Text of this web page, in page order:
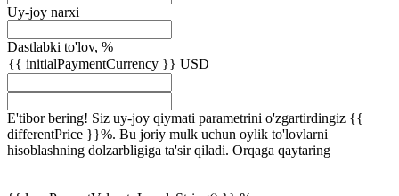
Uy-joy narxi
Dastlabki to'lov, %
{{ initialPaymentCurrency }} USD
E'tibor bering! Siz uy-joy qiymati parametrini o'zgartirdingiz {{
differentPrice }}%. Bu joriy mulk uchun oylik to'lovlarni
hisoblashning dolzarbligiga ta'sir qiladi. Orqaga qaytaring